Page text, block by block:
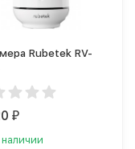
Rubetek RV-
₽